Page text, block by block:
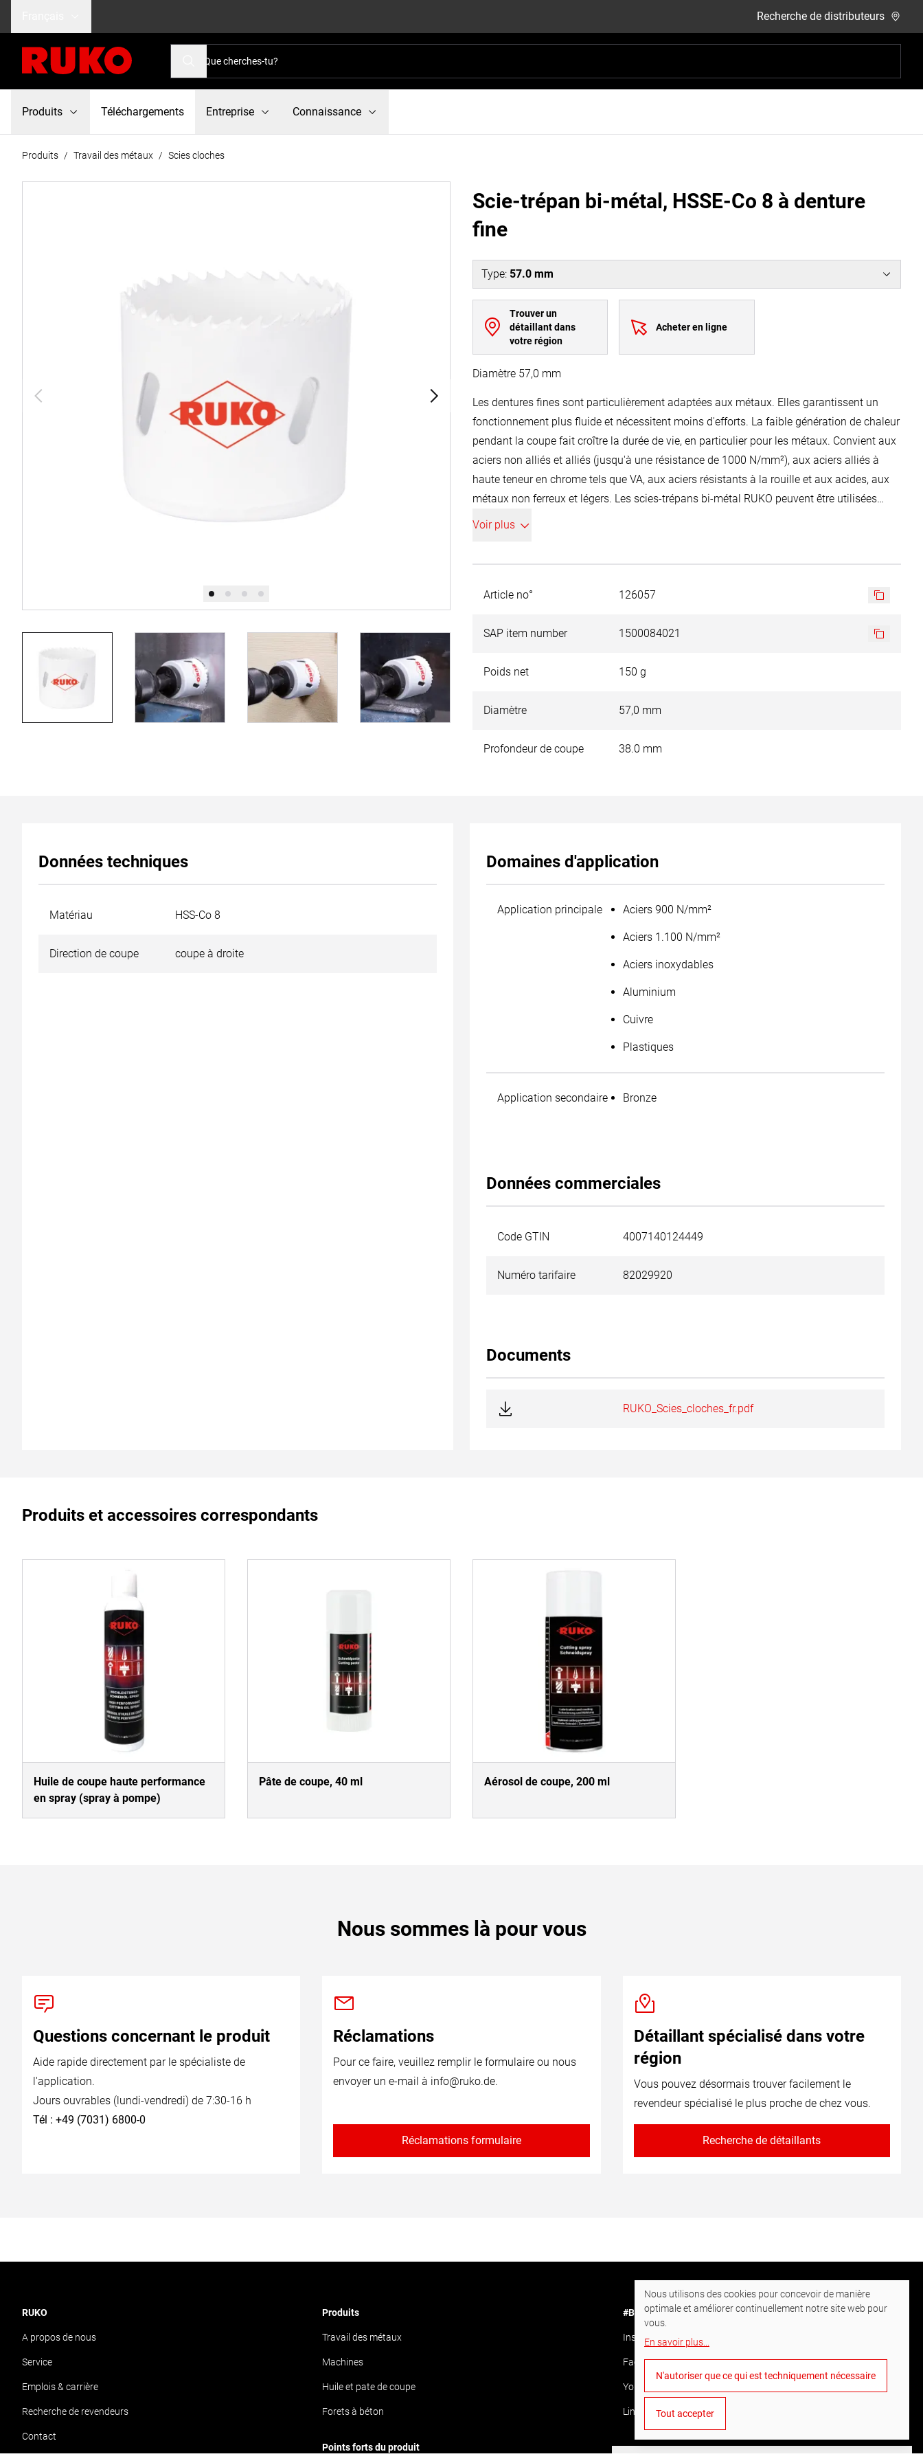
Recherche de distributeurs
Produits Téléchargements Entreprise Connaissance
Produits / Travail des métaux / Scies cloches
Scie-trépan bi-métal, HSSE-Co 8 à denture
fine
Type: 57.0 mm
Trouver un
détaillant dans
votre région
Acheter en ligne
Diamètre 57,0 mm
Les dentures fines sont particulièrement adaptées aux métaux. Elles garantissent un
fonctionnement plus fluide et nécessitent moins d'efforts. La faible génération de chaleur
pendant la coupe fait croître la durée de vie, en particulier pour les métaux. Convient aux
aciers non alliés et alliés (jusqu'à une résistance de 1000 N/mm²), aux aciers alliés à
haute teneur en chrome tels que VA, aux aciers résistants à la rouille et aux acides, aux
métaux non ferreux et légers. Les scies-trépans bi-métal RUKO peuvent être utilisées
dans des perceuses à main et des perceuses à colonne. Pour les perceuses à colonne,
Voir plus
Article no° 126057
SAP item number 1500084021
Poids net 150 g
Diamètre 57,0 mm
Profondeur de coupe 38.0 mm
Données techniques
Matériau HSS-Co 8
Direction de coupe coupe à droite
Domaines d'application
Application principale Aciers 900 N/mm²
Aciers 1.100 N/mm²
Aciers inoxydables
Aluminium
Cuivre
Plastiques
Application secondaire Bronze
Données commerciales
Code GTIN 4007140124449
Numéro tarifaire 82029920
Documents
RUKO_Scies_cloches_fr.pdf
Produits et accessoires correspondants
Huile de coupe haute performance
en spray (spray à pompe)
Pâte de coupe, 40 ml Aérosol de coupe, 200 ml
Nous sommes là pour vous
Questions concernant le produit
Aide rapide directement par le spécialiste de
l'application.
Jours ouvrables (lundi-vendredi) de 7:30-16 h
Tél : +49 (7031) 6800-0
Réclamations
Pour ce faire, veuillez remplir le formulaire ou nous
envoyer un e-mail à info@ruko.de.
Réclamations formulaire
Détaillant spécialisé dans votre
région
Vous pouvez désormais trouver facilement le
revendeur spécialisé le plus proche de chez vous.
Recherche de détaillants
RUKO
A propos de nous
Service
Emplois & carrière
Recherche de revendeurs
Contact
Produits
Travail des métaux
Machines
Huile et pate de coupe
Forets à béton
Points forts du produit
#BornToDrill
Instagram
Facebook
YouTube
LinkedIn
Nous utilisons des cookies pour concevoir de manière
optimale et améliorer continuellement notre site web pour
vous.
En savoir plus
N'autoriser que ce qui est techniquement nécessaire
Tout accepter